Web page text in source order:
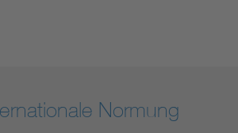
Normung